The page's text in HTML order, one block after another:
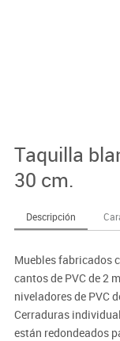
Taquilla
30 cm.
Descripción
Muebles fabricados
cantos de PVC de 2
niveladores de PVC
Cerraduras
están redondeados